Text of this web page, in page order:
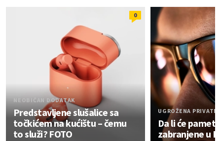
0
NEOBIČAN DODATAK
Predstavljene slušalice sa
točkićem na kućištu – čemu
to služi? FOTO
UGROŽENA
Da li će
zabranjene u